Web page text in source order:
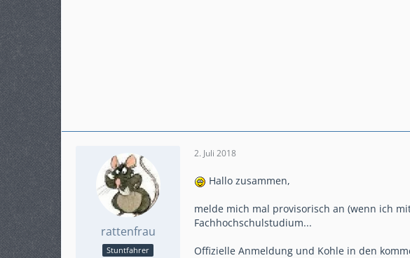
rattenfrau
Stuntfahrer
2. Juli 2018
Hallo zusammen,
melde mich mal provisorisch an (wenn ich
Fachhochschulstudium...
Offizielle Anmeldung und Kohle in den